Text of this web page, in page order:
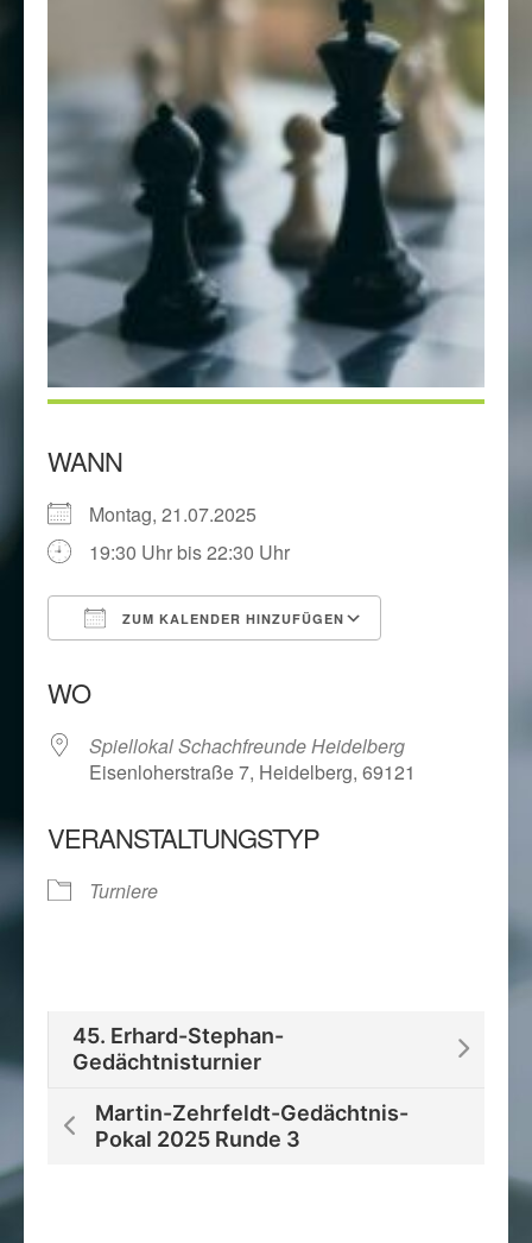
WANN
Montag, 21.07.2025
19:30 Uhr bis 22:30 Uhr
ZUM KALENDER HINZUFÜGEN
WO
Spiellokal Schachfreunde Heidelberg
Eisenloherstraße 7, Heidelberg, 69121
VERANSTALTUNGSTYP
Turniere
45. Erhard-Stephan-
Gedächtnisturnier
Martin-Zehrfeldt-Gedächtnis-
Pokal 2025 Runde 3